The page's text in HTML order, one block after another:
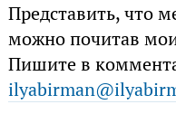
Представить, что
можно почитав
Пишите в